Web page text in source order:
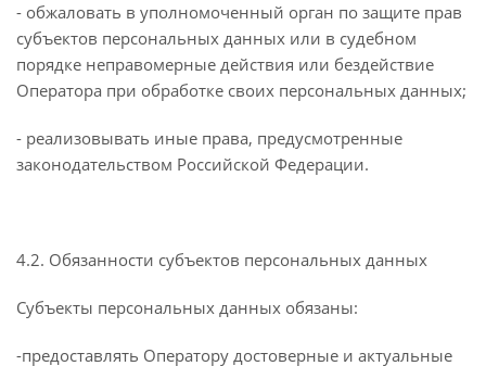
- обжаловать в уполномоченный орган по защите прав
субъектов персональных данных или в судебном
порядке неправомерные действия или бездействие
Оператора при обработке своих персональных данных;
- реализовывать иные права, предусмотренные
законодательством Российской Федерации.
4.2. Обязанности субъектов персональных данных
Субъекты персональных данных обязаны:
-предоставлять Оператору достоверные и актуальные